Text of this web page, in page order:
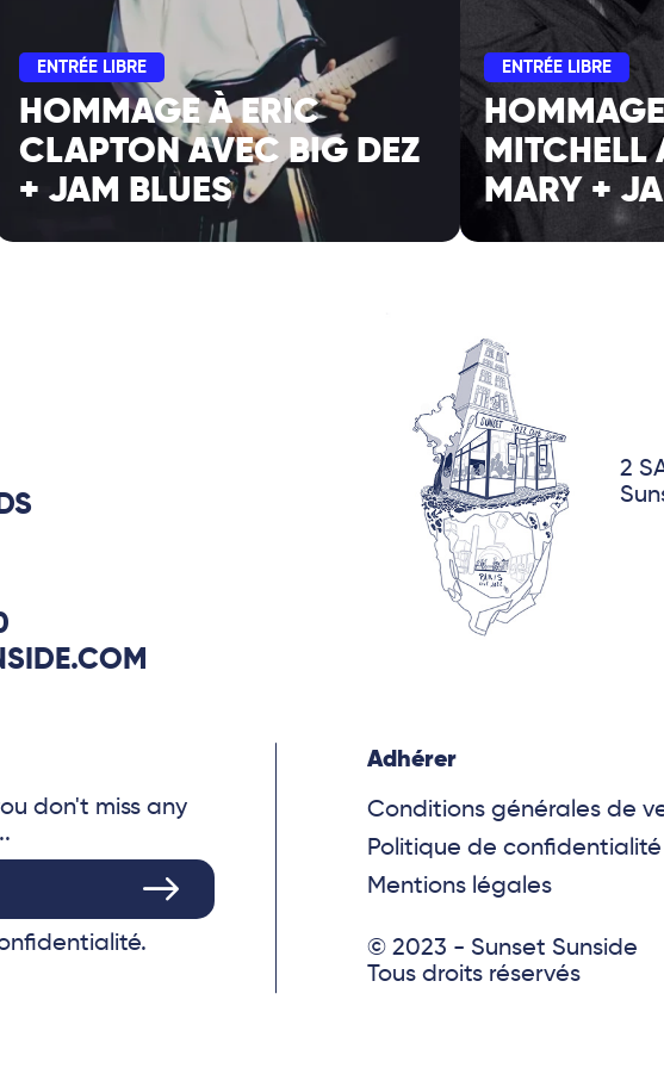
ENTRÉE LIBRE
HOMMAGE À ERIC
CLAPTON AVEC BIG DEZ
+ JAM BLUES
ENTRÉE LIBRE
MITCHELL
MARY +
2
don't miss any
Adhérer
Conditions générales de
Politique de confidentialité
Mentions légales
© 2023 - Sunset Sunside
Tous droits réservés